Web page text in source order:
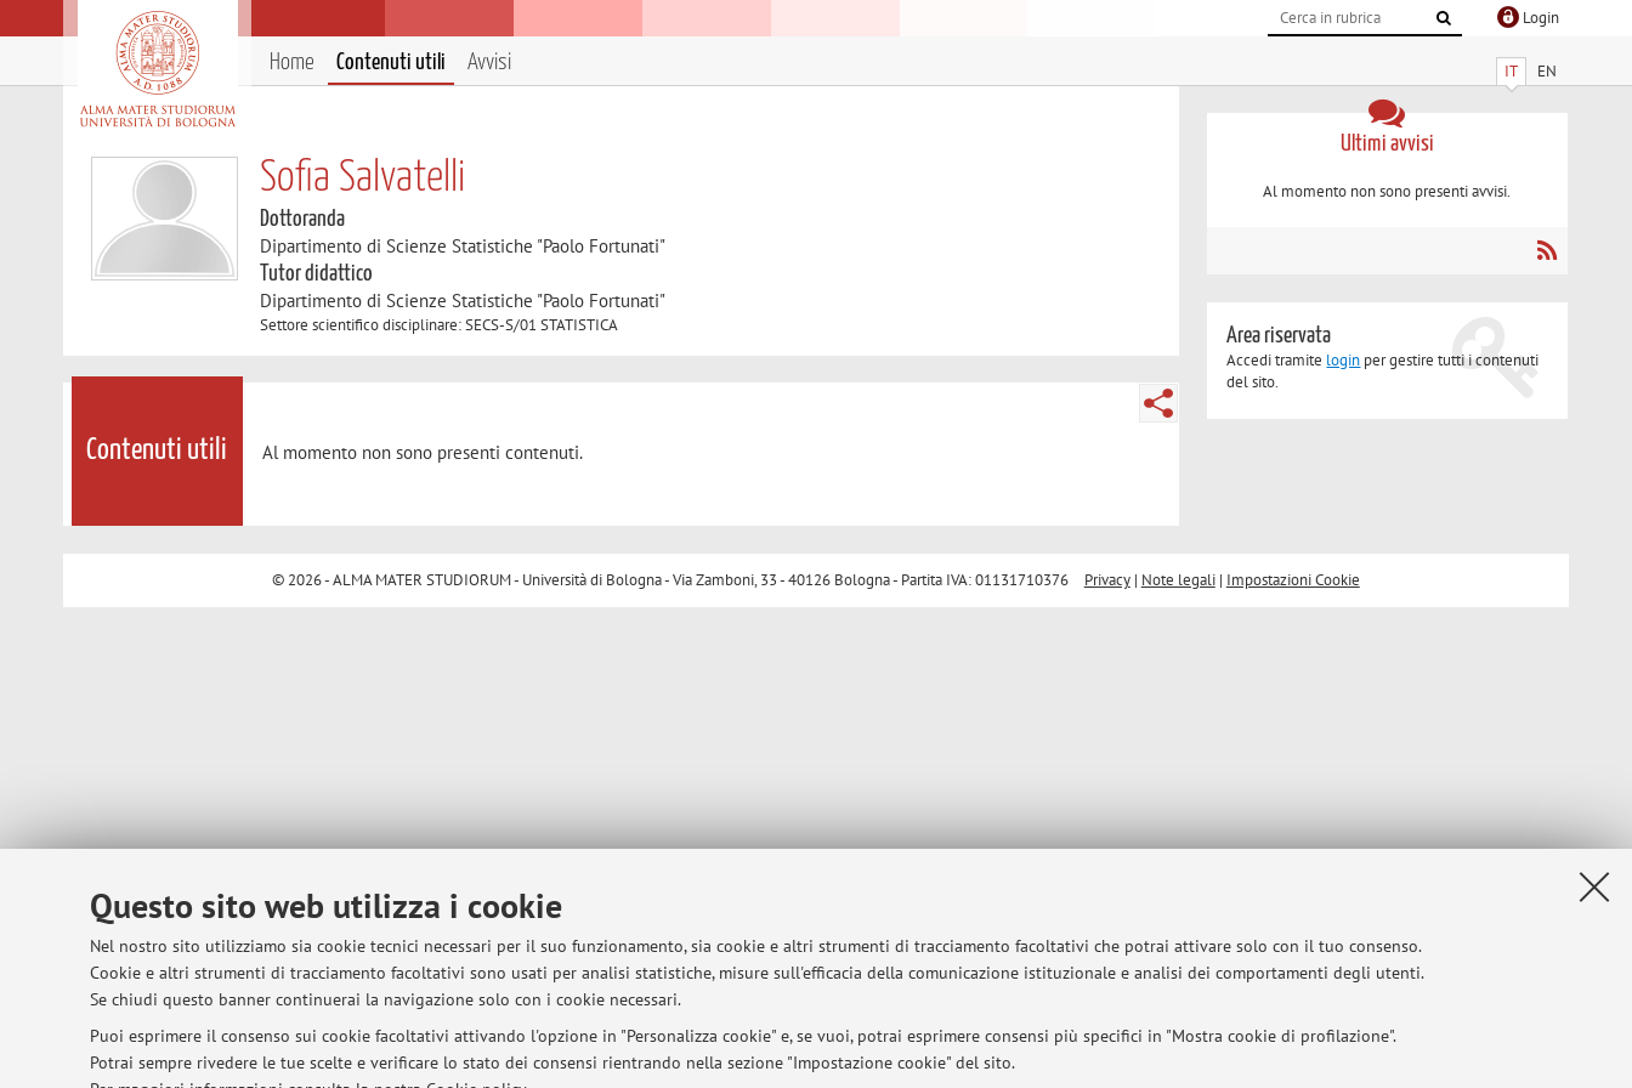
Questo sito web utilizza i cookie
Nel nostro sito utilizziamo sia cookie tecnici necessari per il suo funzionamento, sia cookie e altri strumenti di tracciamento facoltativi che potrai attivare solo con il tuo consenso.
Cookie e altri strumenti di tracciamento facoltativi sono usati per analisi statistiche, misure sull'efficacia della comunicazione istituzionale e analisi dei comportamenti degli utenti.
Se chiudi questo banner continuerai la navigazione solo con i cookie necessari.
Puoi esprimere il consenso sui cookie facoltativi attivando l'opzione in "Personalizza cookie" e, se vuoi, potrai esprimere consensi più specifici in "Mostra cookie di profilazione".
Potrai sempre rivedere le tue scelte e verificare lo stato dei consensi rientrando nella sezione "Impostazione cookie" del sito.
Login
IT EN
Home Contenuti utili Avvisi
Sofia Salvatelli
Dottoranda
Dipartimento di Scienze Statistiche "Paolo Fortunati"
Tutor didattico
Dipartimento di Scienze Statistiche "Paolo Fortunati"
Settore scientifico disciplinare: SECS-S/01 STATISTICA
Contenuti utili Al momento non sono presenti contenuti.
Ultimi avvisi
Al momento non sono presenti avvisi.
Area riservata
Accedi tramite login per gestire tutti i contenuti
del sito.
© 2026 - ALMA MATER STUDIORUM - Università di Bologna - Via Zamboni, 33 - 40126 Bologna - Partita IVA: 01131710376 Privacy| Note legali| Impostazioni Cookie